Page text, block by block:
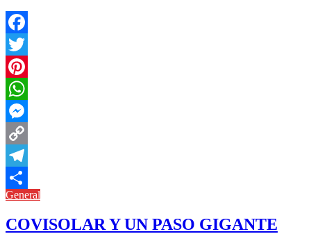
Facebook
Twitter
Pinterest
WhatsApp
Messenger
Copy
Link
Telegram
Compartir
General
COVISOLAR Y UN PASO GIGANTE